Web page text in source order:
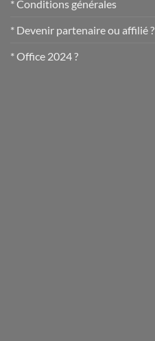
* Conditions générales
* Devenir partenaire ou affilié ?
* Office 2024 ?